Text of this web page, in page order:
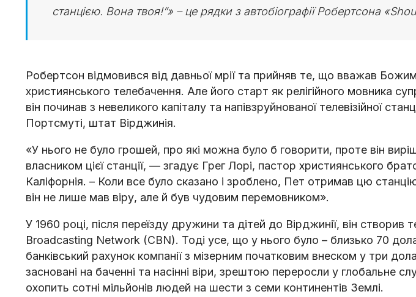
станцією. Вона твоя!”» – це рядки з автобіографії Робертсона
Робертсон відмовився від давньої мрії та прийняв те, що вважав
християнського телебачення. Але його старт як релігійного мовника
він починав з невеликого капіталу та напівзруйнованої телевізійної
Портсмуті, штат Вірджинія.
«У нього не було грошей, про які можна було б говорити, проте він
власником цієї станції, — згадує Грег Лорі, пастор християнського
Каліфорнія. – Коли все було сказано і зроблено, Пет отримав цю
він не лише мав віру, але й був чудовим перемовником».
У 1960 році, після переїзду дружини та дітей до Вірджинії, він
Broadcasting Network (CBN). Тоді усе, що у нього було – близько 70
банківський рахунок компанії з мізерним початковим внеском у три
засновані на баченні та насінні віри, зрештою переросли у глобальне
охопить сотні мільйонів людей на шести з семи континентів Землі.